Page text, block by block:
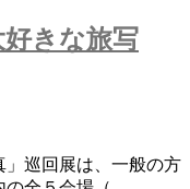
好きな旅写
」巡回展は、一般の方